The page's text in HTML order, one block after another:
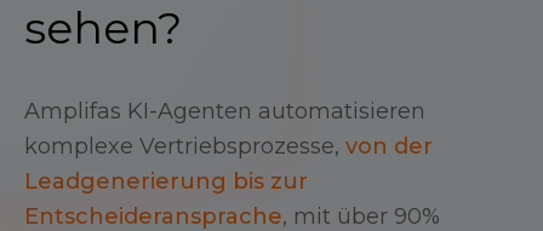
sehen?
Amplifas KI-Agenten automatisieren
komplexe Vertriebsprozesse, von der
Leadgenerierung bis zur
Entscheideransprache, mit über 90%